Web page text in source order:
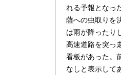
れる予報となっ
薩への虫取りを
は雨が降ったり
高速道路を突っ
看板があった。
なしと表示して